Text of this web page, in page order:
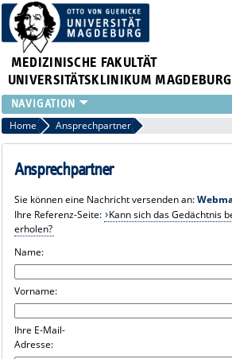
MEDIZINISCHE FAKULTÄT
UNIVERSITÄTSKLINIKUM
INSTITUTE
KLINIKEN
ZENTRALE EINRICHTUNGEN
PRESSE
ÜBER UNS
INTRANET
Home Ansprechpartner
Ansprechpartner
Sie können eine Nachricht versenden an:
Ihre Referenz-Seite: Kann sich das Gedächtnis
erholen?
Name:
Vorname:
Ihre E-Mail-
Adresse: